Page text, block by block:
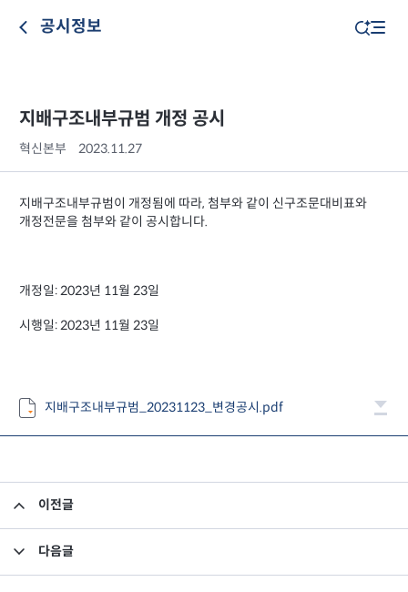
공시정보
지배구조내부규범 개정 공시
혁신본부 2023.11.27
지배구조내부규범이 개정됨에 따라, 첨부와 같이 신구조문대비표와
개정전문을 첨부와 같이 공시합니다.
개정일: 2023년 11월 23일
시행일: 2023년 11월 23일
지배구조내부규범_20231123_변경공시.pdf
이전글
다음글